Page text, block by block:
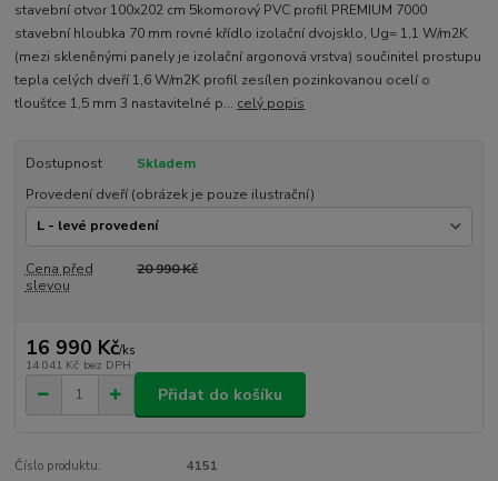
stavební otvor 100x202 cm 5komorový PVC profil PREMIUM 7000
stavební hloubka 70 mm rovné křídlo izolační dvojsklo, Ug= 1,1 W/m2K
(mezi skleněnými panely je izolační argonová vrstva) součinitel prostupu
tepla celých dveří 1,6 W/m2K profil zesílen pozinkovanou ocelí o
tloušťce 1,5 mm 3 nastavitelné p... celý popis
Dostupnost
Skladem
Provedení dveří (obrázek je pouze ilustrační)
Cena před
slevou
20 990 Kč
16 990 Kč/ks
14 041 Kč bez DPH
Přidat do košíku
Číslo produktu: 4151